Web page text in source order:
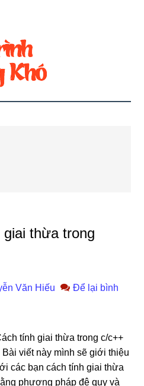
thừa trong
Văn Hiếu
Để lại bình
tính giai thừa trong c/c++
Bài viết này mình sẽ giới thiệu
các bạn cách tính giai thừa
phương pháp đệ quy và